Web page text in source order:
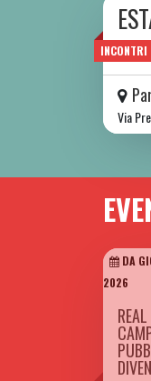
INCONTRI
Oggi
Via
DA
2026